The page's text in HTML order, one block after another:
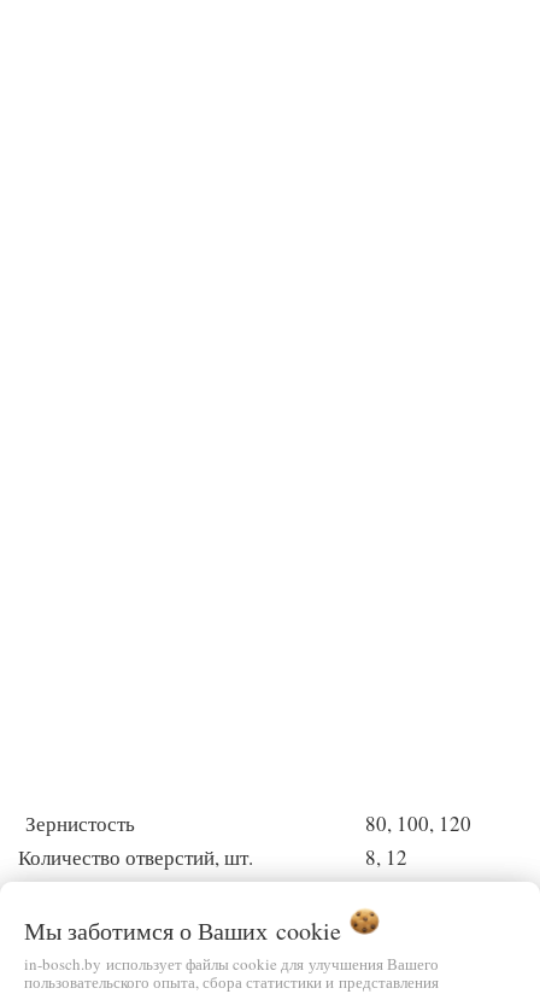
Зернистость
80, 100, 120
Количество отверстий, шт.
8, 12
Общее количество
30 шт.
Прямоугольный лист
10 шт.
Треугольный лист
10 шт.
Мы заботимся о Ваших cookie
in-bosch.by использует файлы cookie для улучшения Вашего
пользовательского опыта, сбора статистики и представления